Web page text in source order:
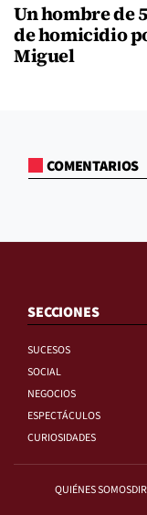
Un hombre de
de homicidio
Miguel
COMENTARIOS
SECCIONES
SUCESOS
SOCIAL
NEGOCIOS
ESPECTÁCULOS
CURIOSIDADES
QUIÉNES SOMOS